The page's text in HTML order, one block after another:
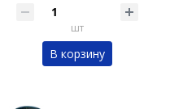
шт
В корзину